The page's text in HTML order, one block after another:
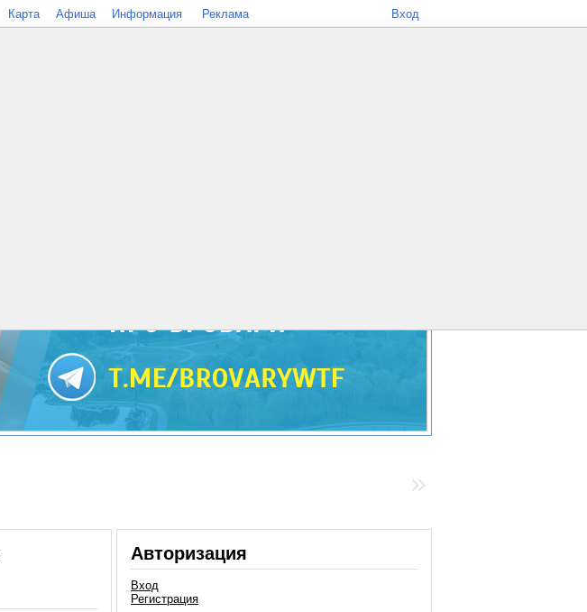
Авторизация
Вход
Регистрация
Карта Афиша Информация Реклама Вход